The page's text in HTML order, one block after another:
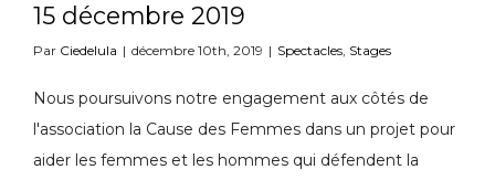
15 décembre 2019
Par Ciedelula | décembre 10th, 2019 | Spectacles, Stages
Nous poursuivons notre engagement aux côtés de
l'association la Cause des Femmes dans un projet pour
aider les femmes et les hommes qui défendent la